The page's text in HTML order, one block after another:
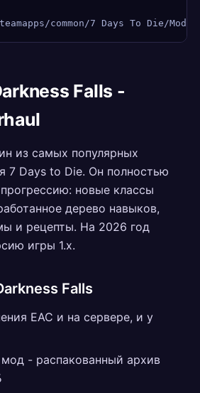
common/7 Days To Die/Mods/
Falls -
из самых популярных
7 Days to Die. Он полностью
новые классы
дерево навыков,
и рецепты. На 2026 год
игры 1.x.
Falls
EAC и на сервере, и у
- распакованный архив